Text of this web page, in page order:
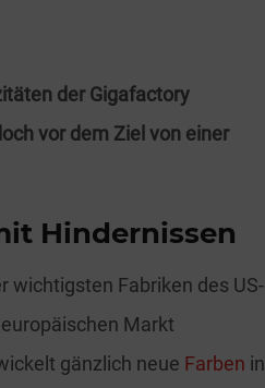
derGigafactory
vor dem Ziel von einer
Hindernissen
wichtigsten Fabriken des US-
Markt
gänzlich neue Farben in